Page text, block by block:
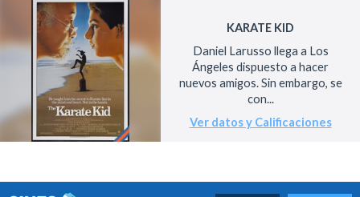
KARATE KID
Daniel Larusso llega a Los
Ángeles dispuesto a hacer
nuevos amigos. Sin embargo, se
con...
Ver datos y Calificaciones